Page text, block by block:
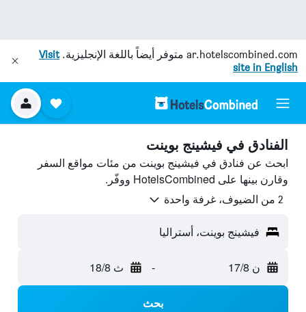
ar.hotelscombined.com متوفر أيضاً باللغة الإنجليزية.Visit
site in English
الفنادق في فيشينج بوينت
ابحث عن فنادق في فيشينج بوينت من مئات مواقع السفر
وقارن بينها على HotelsCombined ووفّر.
2 من الضيوف، غرفة واحدة
فيشينج بوينت، أستراليا
ن 17/8 - ث 18/8
بحث